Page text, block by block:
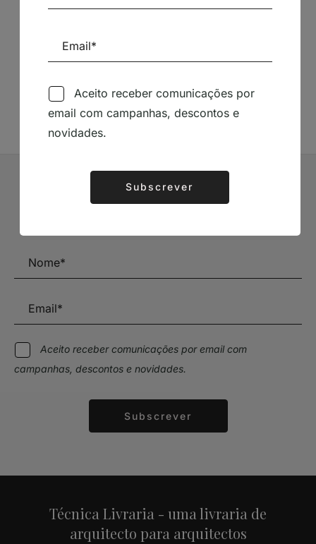
Siga-nos nas Redes Sociais
TÉCNICA LIVRARIA »
Subscrever Newsletter
Aceito receber comunicações por email com
campanhas, descontos e novidades.
Subscrever
Técnica Livraria - uma livraria de
arquitecto para arquitectos
Aceito receber comunicações por
email com campanhas, descontos e
novidades.
Subscrever